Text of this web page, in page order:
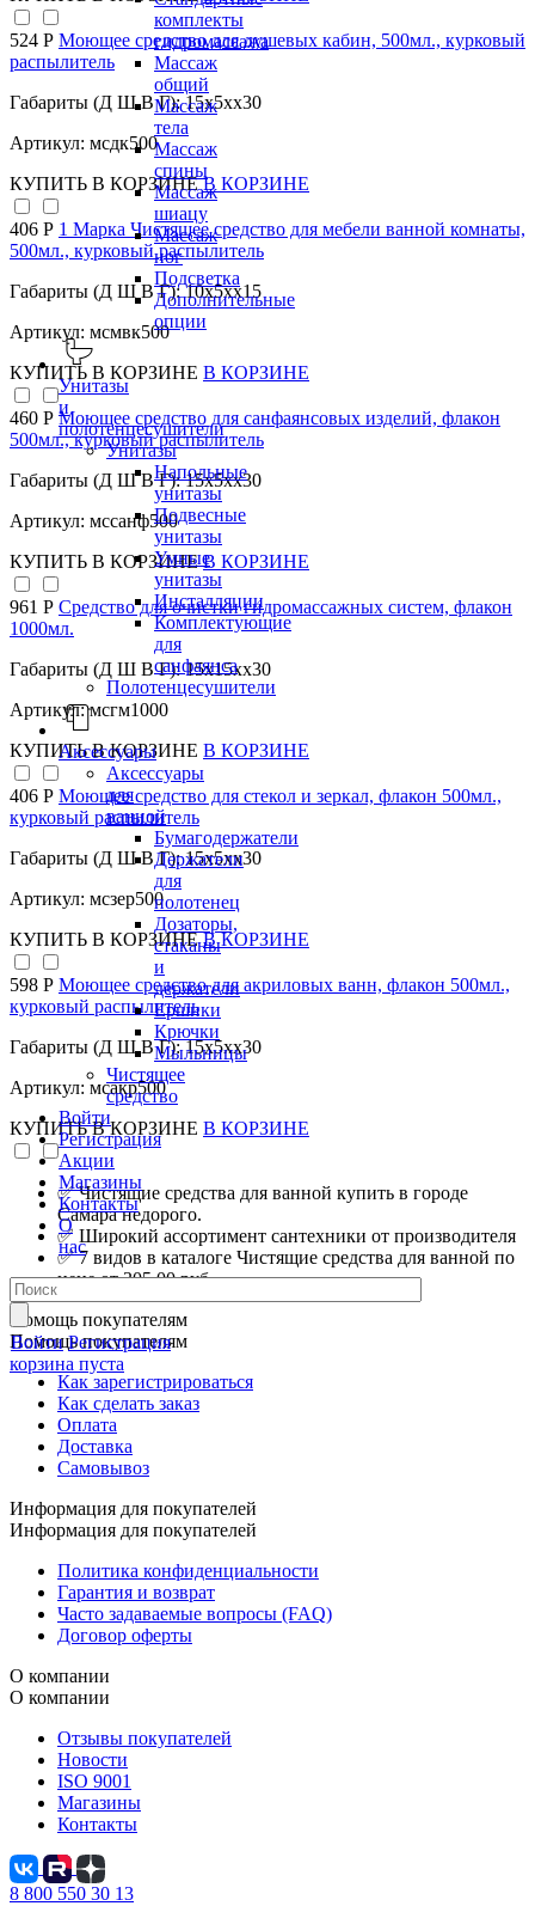
комплекты
гидромассажа
Массаж
общий
Массаж
тела
Массаж
спины
Массаж
шиацу
Массаж
ног
Подсветка
Дополнительные
опции
Унитазы
и
полотенцесушители
Унитазы
Напольные
унитазы
Подвесные
унитазы
Умные
унитазы
Инсталляции
Комплектующие
для
санфаянса
Полотенцесушители
Аксессуары
Аксессуары
для
ванной
Бумагодержатели
Держатели
для
полотенец
Дозаторы,
стаканы
и
держатели
Ершики
Крючки
Мыльницы
Чистящее
средство
Войти
Регистрация
Акции
Магазины
Контакты
О
нас
Войти Регистрация
корзина пуста
524 Р Моющее средство для душевых кабин, 500мл., курковый
распылитель
Габариты (Д Ш В Г): 15x5xx30
Артикул: мсдк500
КУПИТЬ В КОРЗИНЕ В КОРЗИНЕ
406 Р 1 Марка Чистящее средство для мебели ванной комнаты,
500мл., курковый распылитель
Габариты (Д Ш В Г): 10x5xx15
Артикул: мсмвк500
КУПИТЬ В КОРЗИНЕ В КОРЗИНЕ
460 Р Моющее средство для санфаянсовых изделий, флакон
500мл., курковый распылитель
Габариты (Д Ш В Г): 15x5xx30
Артикул: мссанф500
КУПИТЬ В КОРЗИНЕ В КОРЗИНЕ
961 Р Средство для очистки гидромассажных систем, флакон
1000мл.
Габариты (Д Ш В Г): 15x15xx30
Артикул: мсгм1000
КУПИТЬ В КОРЗИНЕ В КОРЗИНЕ
406 Р Моющее средство для стекол и зеркал, флакон 500мл.,
курковый распылитель
Габариты (Д Ш В Г): 15x5xx30
Артикул: мсзер500
КУПИТЬ В КОРЗИНЕ В КОРЗИНЕ
598 Р Моющее средство для акриловых ванн, флакон 500мл.,
курковый распылитель
Габариты (Д Ш В Г): 15x5xx30
Артикул: мсакр500
КУПИТЬ В КОРЗИНЕ В КОРЗИНЕ
✅ Чистящие средства для ванной купить в городе
Самара недорого.
✅ Широкий ассортимент сантехники от производителя
✅ 7 видов в каталоге Чистящие средства для ванной по
цене от 305.00 руб.
Помощь покупателям
Помощь покупателям
Как зарегистрироваться
Как сделать заказ
Оплата
Доставка
Самовывоз
Информация для покупателей
Информация для покупателей
Политика конфиденциальности
Гарантия и возврат
Часто задаваемые вопросы (FAQ)
Договор оферты
О компании
О компании
Отзывы покупателей
Новости
ISO 9001
Магазины
Контакты
8 800 550 30 13